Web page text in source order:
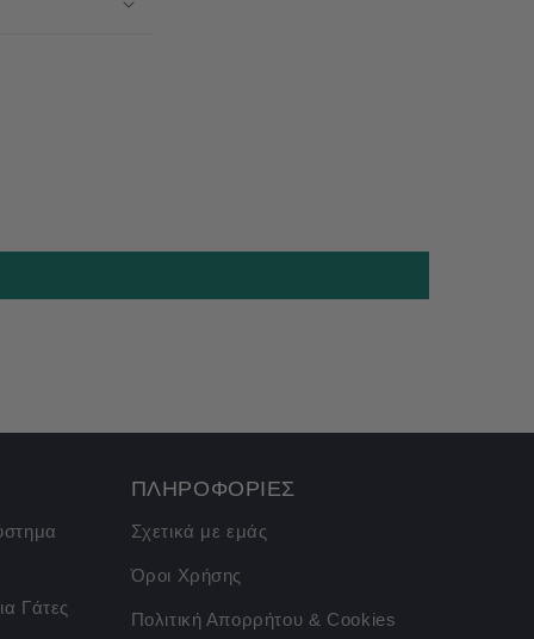
Γάτες
ΠΛΗΡΟΦΟΡΙΕΣ
Σχετικά με εμάς
Όροι Χρήσης
Πολιτική Απορρήτου & Cookies